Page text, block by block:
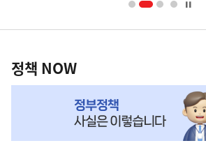
영
책
NOW,
정책 NOW